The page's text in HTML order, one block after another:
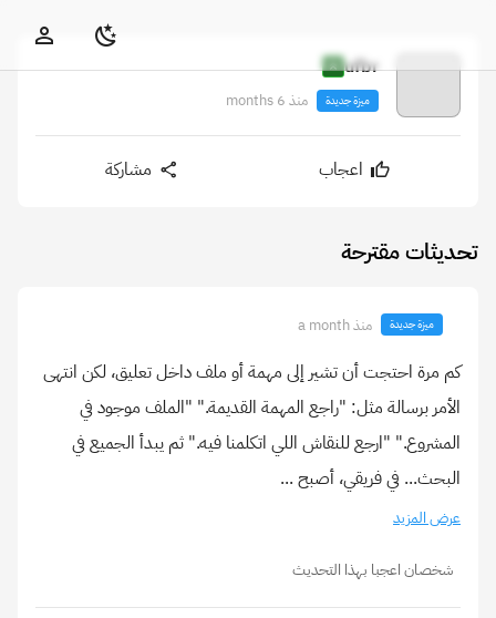
ufbr
ميزة جديدة منذ 6 months
اعجاب مشاركة
تحديثات مقترحة
ميزة جديدة منذ a month
كم مرة احتجت أن تشير إلى مهمة أو ملف داخل تعليق، لكن انتهى
الأمر برسالة مثل: "راجع المهمة القديمة." "الملف موجود في
المشروع." "ارجع للنقاش اللي اتكلمنا فيه." ثم يبدأ الجميع في
البحث... في فريقي، أصبح ...
عرض المزيد
شخصان اعجبا بهذا التحديث